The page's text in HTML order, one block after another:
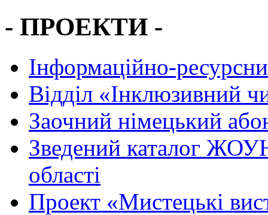
- ПРОЕКТИ -
Інформаційно-
Вiддiл «Інклюзивний
Заочний німецький
Зведений каталог
області
Проект «Мистецькі